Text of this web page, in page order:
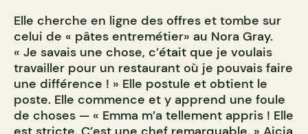
Elle cherche en ligne des offres et tombe sur
celui de « pâtes entremétier» au Nora Gray.
« Je savais une chose, c’était que je voulais
travailler pour un restaurant où je pouvais faire
une différence ! » Elle postule et obtient le
poste. Elle commence et y apprend une foule
de choses — « Emma m’a tellement appris ! Elle